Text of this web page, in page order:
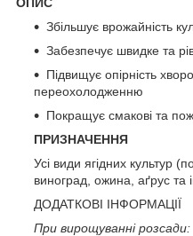
Збільшує врожайність
Забезпечує швидке та
Підвищує опірність
переохолодженню
Покращує смакові та
ПРИЗНАЧЕННЯ
Усі види ягідних культур
виноград, ожина, аґрус та
ДОДАТКОВІ ІНФОРМАЦІЇ
При вирощуванні розсади: